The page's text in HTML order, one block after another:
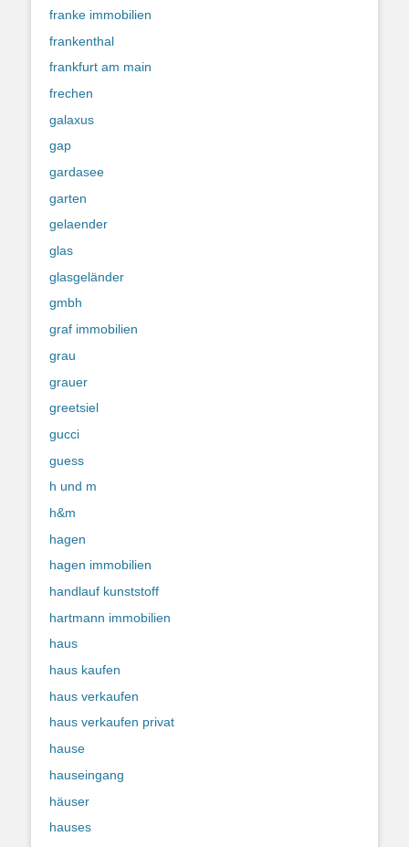
franke immobilien
frankenthal
frankfurt am main
frechen
galaxus
gap
gardasee
garten
gelaender
glas
glasgeländer
gmbh
graf immobilien
grau
grauer
greetsiel
gucci
guess
h und m
h&m
hagen
hagen immobilien
handlauf kunststoff
hartmann immobilien
haus
haus kaufen
haus verkaufen
haus verkaufen privat
hause
hauseingang
häuser
hauses